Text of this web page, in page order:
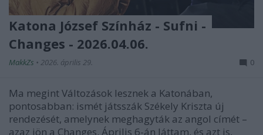
Katona József Színház - Sufni -
Changes - 2026.04.06.
MakkZs • 2026. április 29. 0
Ma megint Változások lesznek a Katonában,
pontosabban: ismét játsszák Székely Kriszta új
rendezését, amelynek meghagyták az angol címét –
azaz jön a Changes. Április 6-án láttam, és azt is,